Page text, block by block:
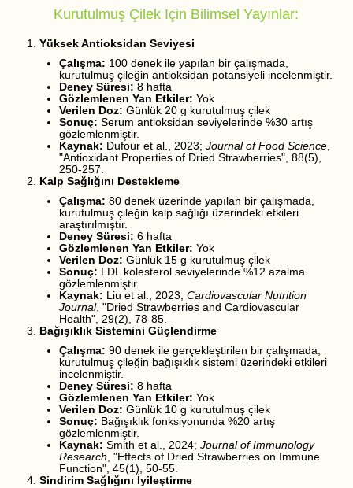
Kurutulmuş Çilek Için Bilimsel Yayınlar:
Yüksek Antioksidan Seviyesi
Çalışma: 100 denek ile yapılan bir çalışmada,
kurutulmuş çileğin antioksidan potansiyeli incelenmiştir.
Deney Süresi: 8 hafta
Gözlemlenen Yan Etkiler: Yok
Verilen Doz: Günlük 20 g kurutulmuş çilek
Sonuç: Serum antioksidan seviyelerinde %30 artış
gözlemlenmiştir.
Kaynak: Dufour et al., 2023; Journal of Food Science,
"Antioxidant Properties of Dried Strawberries", 88(5),
250-257.
Kalp Sağlığını Destekleme
Çalışma: 80 denek üzerinde yapılan bir çalışmada,
kurutulmuş çileğin kalp sağlığı üzerindeki etkileri
araştırılmıştır.
Deney Süresi: 6 hafta
Gözlemlenen Yan Etkiler: Yok
Verilen Doz: Günlük 15 g kurutulmuş çilek
Sonuç: LDL kolesterol seviyelerinde %12 azalma
gözlemlenmiştir.
Kaynak: Liu et al., 2023; Cardiovascular Nutrition
Journal, "Dried Strawberries and Cardiovascular
Health", 29(2), 78-85.
Bağışıklık Sistemini Güçlendirme
Çalışma: 90 denek ile gerçekleştirilen bir çalışmada,
kurutulmuş çileğin bağışıklık sistemi üzerindeki etkileri
incelenmiştir.
Deney Süresi: 8 hafta
Gözlemlenen Yan Etkiler: Yok
Verilen Doz: Günlük 10 g kurutulmuş çilek
Sonuç: Bağışıklık fonksiyonunda %20 artış
gözlemlenmiştir.
Kaynak: Smith et al., 2024; Journal of Immunology
Research, "Effects of Dried Strawberries on Immune
Function", 45(1), 50-55.
Sindirim Sağlığını İyileştirme